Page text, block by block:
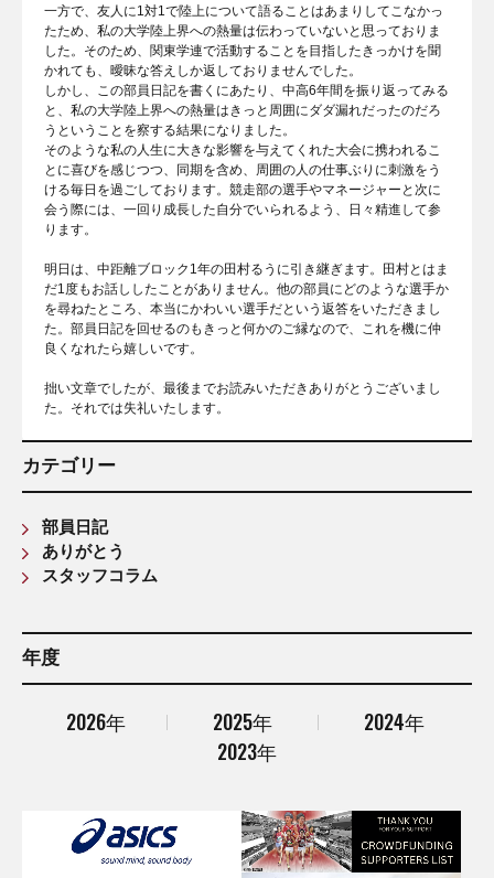
一方で、友人に1対1で陸上について語ることはあまりしてこなかっ
たため、私の大学陸上界への熱量は伝わっていないと思っておりま
した。そのため、関東学連で活動することを目指したきっかけを聞
かれても、曖昧な答えしか返しておりませんでした。
しかし、この部員日記を書くにあたり、中高6年間を振り返ってみる
と、私の大学陸上界への熱量はきっと周囲にダダ漏れだったのだろ
うということを察する結果になりました。
そのような私の人生に大きな影響を与えてくれた大会に携われるこ
とに喜びを感じつつ、同期を含め、周囲の人の仕事ぶりに刺激をう
ける毎日を過ごしております。競走部の選手やマネージャーと次に
会う際には、一回り成長した自分でいられるよう、日々精進して参
ります。
明日は、中距離ブロック1年の田村るうに引き継ぎます。田村とはま
だ1度もお話ししたことがありません。他の部員にどのような選手か
を尋ねたところ、本当にかわいい選手だという返答をいただきまし
た。部員日記を回せるのもきっと何かのご縁なので、これを機に仲
良くなれたら嬉しいです。
拙い文章でしたが、最後までお読みいただきありがとうございまし
た。それでは失礼いたします。
カテゴリー
部員日記
ありがとう
スタッフコラム
年度
2026年 2025年
2024年
2023年